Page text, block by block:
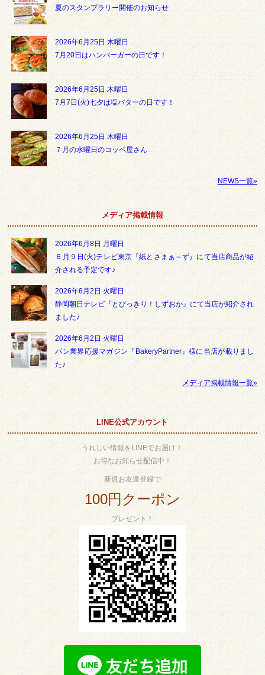
夏のスタンプラリー開催のお知らせ
2026年6月25日 木曜日
7月20日はハンバーガーの日です！
2026年6月25日 木曜日
7月7日(火)七夕は塩バターの日です！
2026年6月25日 木曜日
７月の水曜日のコッペ屋さん
NEWS一覧»
メディア掲載情報
2026年6月8日 月曜日
６月９日(火)テレビ東京『紙とさまぁ～ず』にて当店商品が紹
介される予定です♪
2026年6月2日 火曜日
静岡朝日テレビ『とびっきり！しずおか』にて当店が紹介され
ました♪
2026年6月2日 火曜日
パン業界応援マガジン『BakeryPartner』様に当店が載りまし
た♪
メディア掲載情報一覧»
LINE公式アカウント
うれしい情報をLINEでお届け！
お得なお知らせ配信中！
新規お友達登録で
100円クーポン
プレゼント！